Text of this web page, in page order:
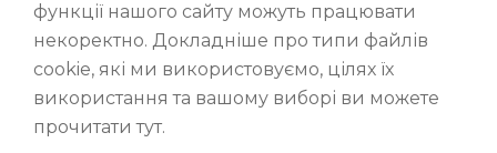
функції нашого сайту можуть працювати
некоректно. Докладніше про типи файлів
cookie, які ми використовуємо, цілях їх
використання та вашому виборі ви можете
прочитати тут.